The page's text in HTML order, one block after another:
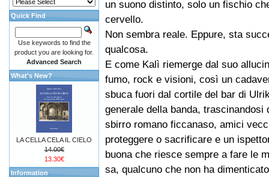
un suono distinto, solo un fischio
cervello.
Non sembra reale. Eppure, sta
qualcosa.
E come Kalì riemerge dal suo
fumo, rock e visioni, così un
sbuca fuori dal cortile del bar di
generale della banda, trascinandosi
sbirro romano ficcanaso, amici
proteggere o sacrificare e un
buona che riesce sempre a fare le
sa, qualcuno che non ha
Quick Find
Use keywords to find the
product you are looking for.
Advanced Search
What's New?
LA CELLA CELA IL CIELO
14.00€
13.30€
Information